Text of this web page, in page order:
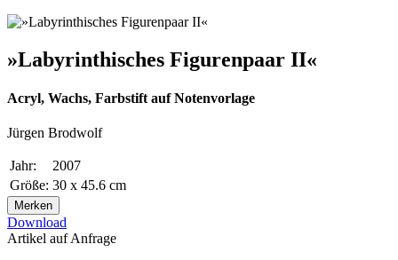
»Labyrinthisches Figurenpaar II«
Acryl, Wachs, Farbstift auf Notenvorlage
Jürgen Brodwolf
Jahr:
2007
Größe: 30 x 45.6 cm
Merken
Download
Artikel auf Anfrage